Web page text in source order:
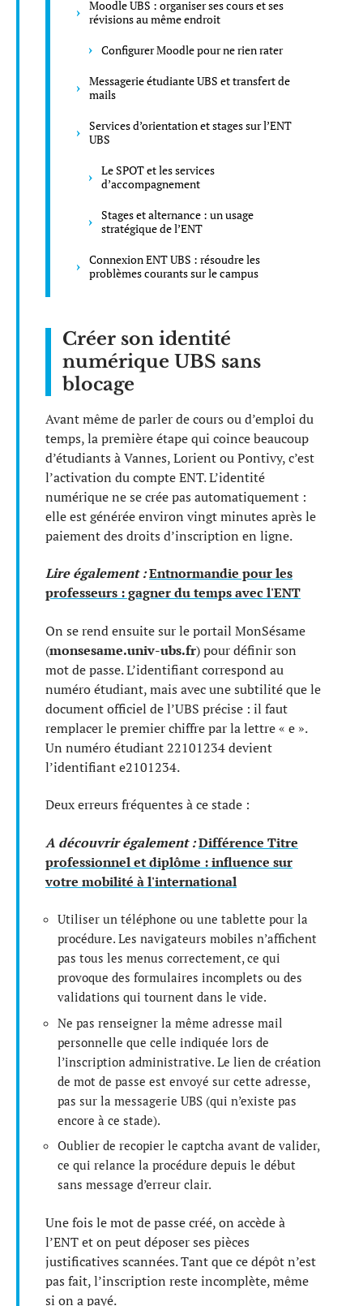
Moodle UBS : organiser ses cours et ses
révisions au même endroit
Configurer Moodle pour ne rien rater
Messagerie étudiante UBS et transfert de
mails
Services d’orientation et stages sur l’ENT
UBS
Le SPOT et les services
d’accompagnement
Stages et alternance : un usage
stratégique de l’ENT
Connexion ENT UBS : résoudre les
problèmes courants sur le campus
Créer son identité
numérique UBS sans
blocage
Avant même de parler de cours ou d’emploi du
temps, la première étape qui coince beaucoup
d’étudiants à Vannes, Lorient ou Pontivy, c’est
l’activation du compte ENT. L’identité
numérique ne se crée pas automatiquement :
elle est générée environ vingt minutes après le
paiement des droits d’inscription en ligne.
Lire également :Entnormandie pour les
professeurs : gagner du temps avec l'ENT
On se rend ensuite sur le portail MonSésame
(monsesame.univ-ubs.fr) pour définir son
mot de passe. L’identifiant correspond au
numéro étudiant, mais avec une subtilité que le
document officiel de l’UBS précise : il faut
remplacer le premier chiffre par la lettre « e ».
Un numéro étudiant 22101234 devient
l’identifiant e2101234.
Deux erreurs fréquentes à ce stade :
A découvrir également :Différence Titre
professionnel et diplôme : influence sur
votre mobilité à l'international
Utiliser un téléphone ou une tablette pour la
procédure. Les navigateurs mobiles n’affichent
pas tous les menus correctement, ce qui
provoque des formulaires incomplets ou des
validations qui tournent dans le vide.
Ne pas renseigner la même adresse mail
personnelle que celle indiquée lors de
l’inscription administrative. Le lien de création
de mot de passe est envoyé sur cette adresse,
pas sur la messagerie UBS (qui n’existe pas
encore à ce stade).
Oublier de recopier le captcha avant de valider,
ce qui relance la procédure depuis le début
sans message d’erreur clair.
Une fois le mot de passe créé, on accède à
l’ENT et on peut déposer ses pièces
justificatives scannées. Tant que ce dépôt n’est
pas fait, l’inscription reste incomplète, même
si on a payé.